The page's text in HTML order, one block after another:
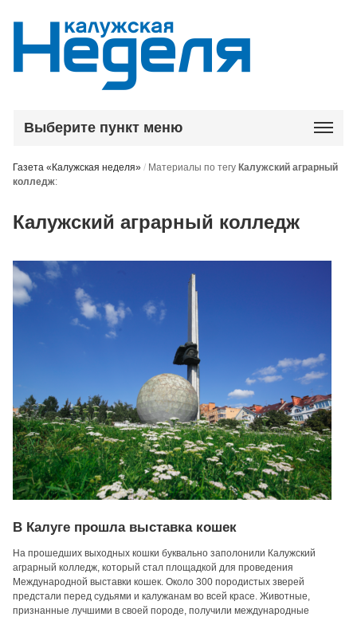
Выберите пункт меню
Газета «Калужская неделя» / Материалы по тегу Калужский аграрный
колледж:
Калужский аграрный колледж
В Калуге прошла выставка кошек
На прошедших выходных кошки буквально заполонили Калужский
аграрный колледж, который стал площадкой для проведения
Международной выставки кошек. Около 300 породистых зверей
предстали перед судьями и калужанам во всей красе. Животные,
признанные лучшими в своей породе, получили международные